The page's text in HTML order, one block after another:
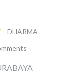
DHARMA